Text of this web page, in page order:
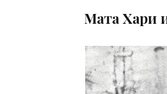
Мата Хари